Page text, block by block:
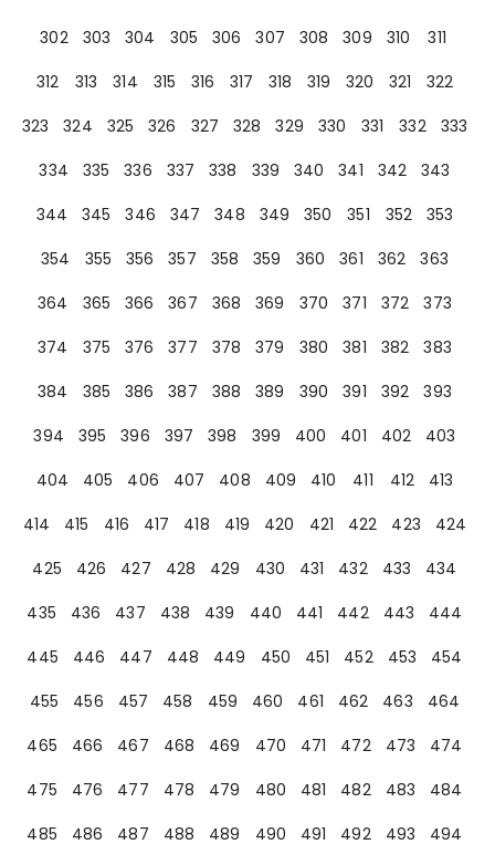
302
303 304 305 306 307 308 309 310
311
312
313 314 315 316 317 318 319 320 321
322
323
324 325 326 327 328 329 330 331 332
333
334
335 336 337 338 339 340 341 342
343
344
345 346 347 348 349 350 351 352
353
354
355 356 357 358 359 360 361 362
363
364
365 366 367 368 369 370 371 372
373
374
375 376 377 378 379 380 381 382
383
384
385 386 387 388 389 390 391 392
393
394
395 396 397 398 399 400 401 402
403
404
405 406 407 408 409 410 411 412
413
414
415 416 417 418 419 420 421 422 423
424
425
426 427 428 429 430 431 432 433
434
435
436 437 438 439 440 441 442 443
444
445
446 447 448 449 450 451 452 453
454
455
456 457 458 459 460 461 462 463
464
465
466 467 468 469 470 471 472 473
474
475
476 477 478 479 480 481 482 483
484
485
486 487 488 489 490 491 492 493
494